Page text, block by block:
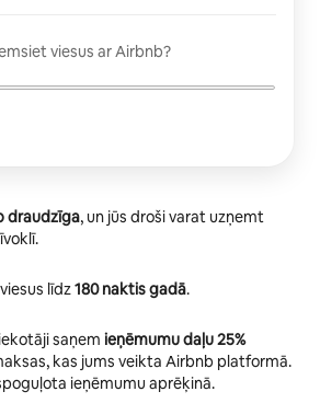
viesus ar Airbnb?
draudzīga, un jūs droši varat uzņemt
līdz180 naktis gadā.
saņem ieņēmumu daļu 25%
kas jums veikta Airbnb platformā.
ieņēmumu aprēķinā.